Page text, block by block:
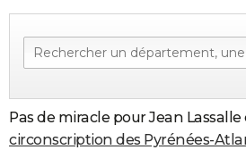
Bricolage
Lifestyle
Culture
Sport
Auto
Television
Voyage
Cinema
Pas de miracle pour Jean Lassalle
circonscription des Pyrénées-